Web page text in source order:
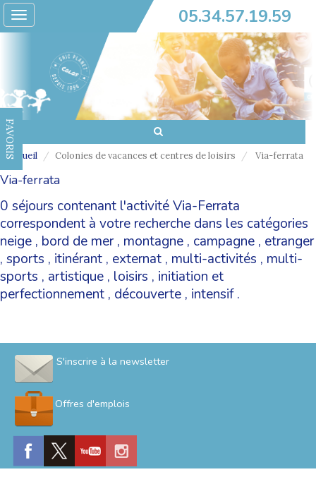
Toggle
navigation
05.34.57.19.59
FAVORIS
Accueil Colonies de vacances et centres de loisirs Via-ferrata
Via-ferrata
0 séjours contenant l'activité Via-Ferrata
correspondent à votre recherche dans les catégories
neige , bord de mer, montagne , campagne , etranger
, sports , itinérant , externat , multi-activités , multi-
sports , artistique , loisirs , initiation et
perfectionnement , découverte , intensif.
S'inscrire à la newsletter
Offres d'emplois